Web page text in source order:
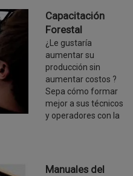
Capacitación
Forestal
¿Le gustaría
aumentar su
producción sin
aumentar costos ?
Sepa cómo formar
mejor a sus técnicos
y operadores con la
Manuales del